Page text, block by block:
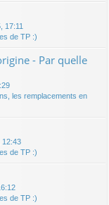
17:11
de TP :)
- Par quelle
les remplacements en
12:43
de TP :)
de TP :)